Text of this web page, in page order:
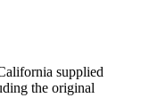
supplied
the original